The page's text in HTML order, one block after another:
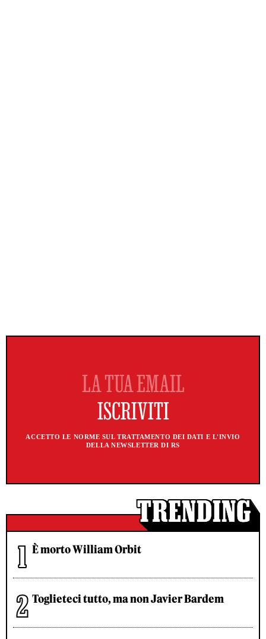
ACCETTO LE NORME SUL TRATTAMENTO DEI DATI E L'INVIO
DELLA NEWSLETTER DI RS
È morto William Orbit
Toglieteci tutto, ma non Javier Bardem